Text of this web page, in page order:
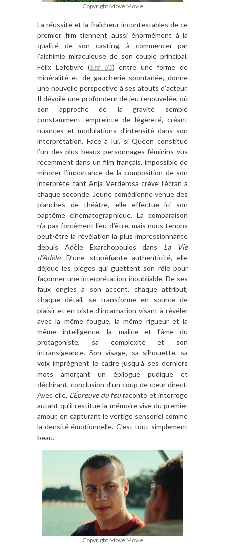
Copyright Move Movie
La réussite et la fraîcheur incontestables de ce
premier film tiennent aussi énormément à la
qualité de son casting, à commencer par
l’alchimie miraculeuse de son couple principal.
Félix Lefebvre (Été 85) entre une forme de
minéralité et de gaucherie spontanée, donne
une nouvelle perspective à ses atouts d’acteur.
Il dévoile une profondeur de jeu renouvelée, où
son approche de la gravité semble
constamment empreinte de légèreté, créant
nuances et modulations d’intensité dans son
interprétation. Face à lui, si Queen constitue
l’un des plus beaux personnages féminins vus
récemment dans un film français, impossible de
minorer l’importance de la composition de son
interprète tant Anja Verderosa crève l’écran à
chaque seconde. Jeune comédienne venue des
planches de théâtre, elle effectue ici son
baptême cinématographique. La comparaison
n’a pas forcément lieu d’être, mais nous tenons
peut-être la révélation la plus impressionnante
depuis Adèle Exarchopoulos dans La Vie
d’Adèle. D’une stupéfiante authenticité, elle
déjoue les pièges qui guettent son rôle pour
façonner une interprétation inoubliable. De ses
faux ongles à son accent, chaque attribut,
chaque détail, se transforme en source de
plaisir et en piste d’incarnation visant à révéler
avec la même fougue, la même rigueur et la
même intelligence, la malice et l’âme du
protagoniste, sa complexité et son
intransigeance. Son visage, sa silhouette, sa
voix imprègnent le cadre jusqu’à ses derniers
mots amorçant un épilogue pudique et
déchirant, conclusion d’un coup de cœur direct.
Avec elle, L’Épreuve du feuraconte et interroge
autant qu’il restitue la mémoire vive du premier
amour, en capturant le vertige sensoriel comme
la densité émotionnelle. C’est tout simplement
beau.
Copyright Move Movie